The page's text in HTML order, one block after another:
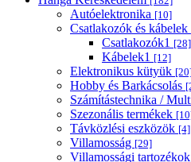
Autóelektronika [10]
Csatlakozók és kábelek
Csatlakozók1 [28]
Kábelek1 [12]
Elektronikus kütyük
Hobby és Barkácsolás
Számítástechnika /
Szezonális termékek
Távközlési eszközök [4]
Villamosság [29]
Villamossági tartozékok